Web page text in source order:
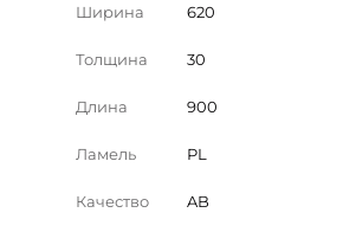
Ширина 620
Толщина 30
Длина 900
Ламель PL
Качество AB